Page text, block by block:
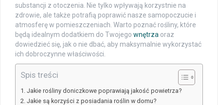
substancji z otoczenia. Nie tylko wpływają korzystnie na
zdrowie, ale także potrafią poprawić nasze samopoczucie i
atmosferę w pomieszczeniach. Warto poznać rośliny, które
będą idealnym dodatkiem do Twojego wnętrza oraz
dowiedzieć się, jak o nie dbać, aby maksymalnie wykorzystać
ich dobroczynne właściwości.
Spis treści
Jakie rośliny doniczkowe poprawiają jakość powietrza?
Jakie są korzyści z posiadania roślin w domu?